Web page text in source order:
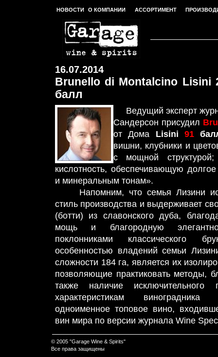
НОВОСТИ О КОМПАНИИ АССОРТИМЕНТ
16.07.2014
Brunello di Montalcino Lisini
балл
Ведущий эксперт
Сандерсон присудил
от Дома Lisini 91
вишни, клубники и
с мощной структурой;
кислотность, обеспечивающую
и минеральным тонам».
Напомним, что семья Лизини
стиль производства и выдерживает
(ботти) из славонского дуба,
мощь и благородную
поклонниками классического
особенностью владений семьи
сложности 184 га, является их
позволяющие практиковать методы,
также наличие
характеристикам
одноименное топовое вино,
вин мира по версии журнала Wine
© 2005 "Garage Wine & Spirits"
Все права защищены